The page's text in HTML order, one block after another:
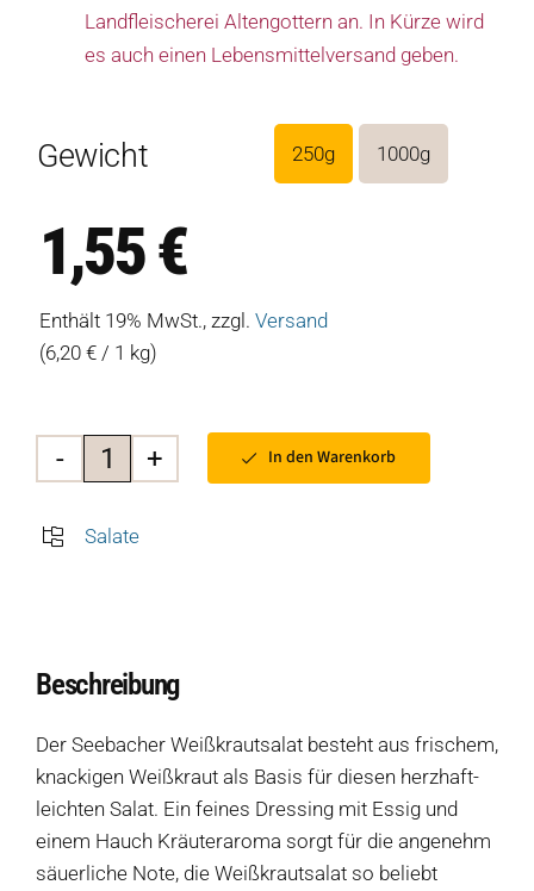
Landfleischerei Altengottern an. In Kürze wird
es auch einen Lebensmittelversand geben.
Gewicht 250g 1000g
1,55€
Enthält 19% MwSt., zzgl. Versand
(6,20 € / 1 kg)
Seebacher
Menge
In den Warenkorb
Salate
Beschreibung
Der Seebacher Weißkrautsalat besteht aus frischem,
knackigen Weißkraut als Basis für diesen herzhaft-
leichten Salat. Ein feines Dressing mit Essig und
einem Hauch Kräuteraroma sorgt für die angenehm
säuerliche Note, die Weißkrautsalat so beliebt